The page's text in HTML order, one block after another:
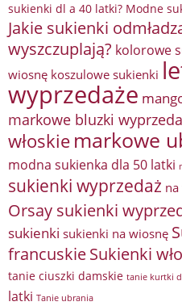
sukienki dl a 40 latki? Modne
Jakie sukienki
wyszczuplają? kolorowe
wiosnę koszulowe sukienki
wyprzedaże
markowe bluzki
włoskie markowe
modna sukienka dla 50 latki
sukienki wyprzedaż
Orsay sukienki
sukienki sukienki na wiosnę
francuskieSukienki
tanie ciuszki damskie tanie kurtki
latki Tanie ubrania